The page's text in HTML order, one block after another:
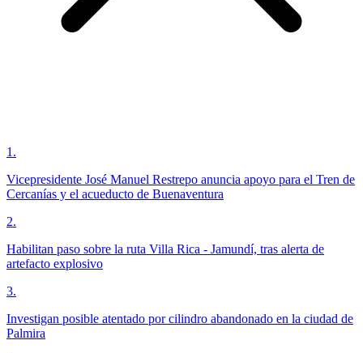
1 .
Vicepresidente José Manuel Restrepo anuncia apoyo para el Tren de
Cercanías y el acueducto de Buenaventura
2.
Habilitan paso sobre la ruta Villa Rica - Jamundí, tras alerta de
artefacto explosivo
3.
Investigan posible atentado por cilindro abandonado en la ciudad de
Palmira